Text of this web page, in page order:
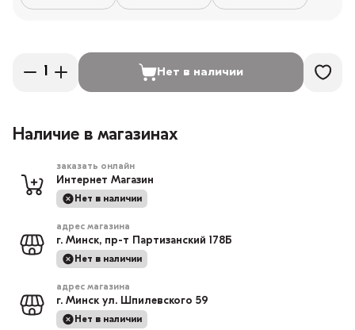
Нет в наличии
Наличие в магазинах
заказать онлайн
Интернет Магазин
Нет в наличии
адрес магазина
г. Минск, пр-т Партизанский 178Б
Нет в наличии
адрес магазина
г. Минск ул. Шпилевского 59
Нет в наличии